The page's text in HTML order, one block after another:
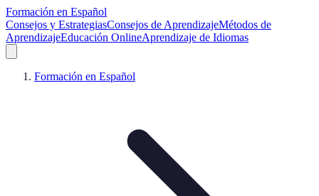
Formación en Español
Consejos y EstrategiasConsejos de AprendizajeMétodos de
AprendizajeEducación OnlineAprendizaje de Idiomas
Formación en Español